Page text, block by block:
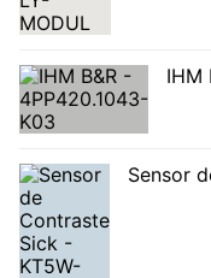
IHM
Sensor